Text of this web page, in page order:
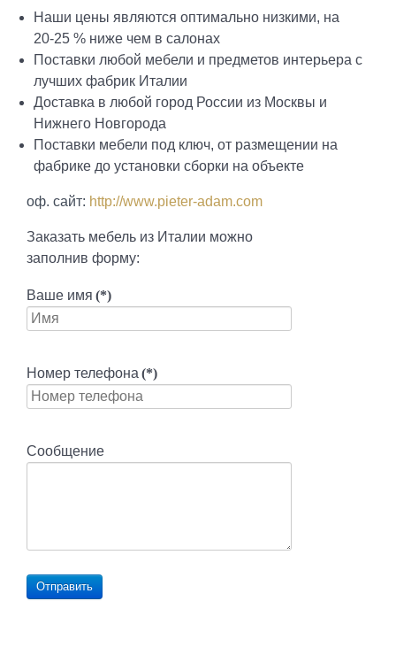
Наши цены являются оптимально низкими, на
20-25 % ниже чем в салонах
Поставки любой мебели и предметов интерьера с
лучших фабрик Италии
Доставка в любой город России из Москвы и
Нижнего Новгорода
Поставки мебели под ключ, от размещении на
фабрике до установки сборки на объекте
оф. сайт: http://www.pieter-adam.com
Заказать мебель из Италии можно
заполнив форму:
Ваше имя (*)
Номер телефона (*)
Сообщение
Отправить